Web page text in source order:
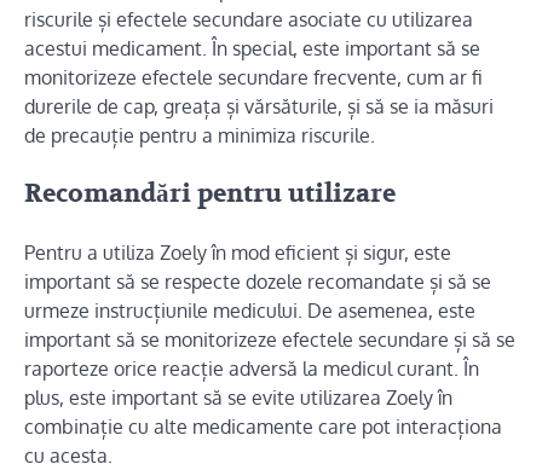
riscurile și efectele secundare asociate cu utilizarea
acestui medicament. În special, este important să se
monitorizeze efectele secundare frecvente, cum ar fi
durerile de cap, greața și vărsăturile, și să se ia măsuri
de precauție pentru a minimiza riscurile.
Recomandări pentru utilizare
Pentru a utiliza Zoely în mod eficient și sigur, este
important să se respecte dozele recomandate și să se
urmeze instrucțiunile medicului. De asemenea, este
important să se monitorizeze efectele secundare și să se
raporteze orice reacție adversă la medicul curant. În
plus, este important să se evite utilizarea Zoely în
combinație cu alte medicamente care pot interacționa
cu acesta.